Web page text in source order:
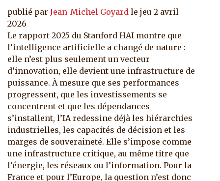
publié par Jean-Michel Goyard le jeu 2 avril
2026
Le rapport 2025 du Stanford HAI montre que
l’intelligence artificielle a changé de nature :
elle n’est plus seulement un vecteur
d’innovation, elle devient une infrastructure de
puissance. À mesure que ses performances
progressent, que les investissements se
concentrent et que les dépendances
s’installent, l’IA redessine déjà les hiérarchies
industrielles, les capacités de décision et les
marges de souveraineté. Elle s’impose comme
une infrastructure critique, au même titre que
l’énergie, les réseaux ou l’information. Pour la
France et pour l’Europe, la question n’est donc